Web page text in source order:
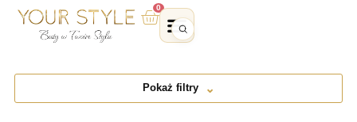
0
Wózek
Pokaż filtry